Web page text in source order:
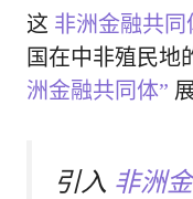
这 非洲金融共
国在中非殖民地
洲金融共同体”
引入 非洲